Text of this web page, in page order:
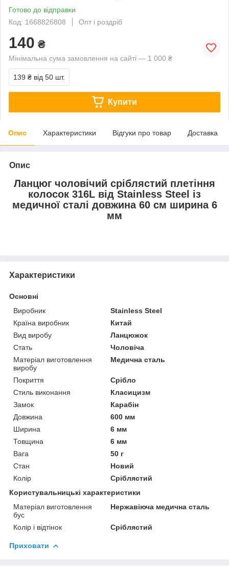
Готово до відправки
Код: 1668826808
Опт і роздріб
140 ₴
Мінімальна сума замовлення на сайті — 1 000 ₴
139 ₴ від 50 шт.
Купити
Опис Характеристики Відгуки про товар Доставка
Опис
Ланцюг чоловічий сріблястий плетіння
колосок 316L від Stainless Steel із
медичної сталі довжина 60 см ширина 6
мм
Характеристики
Основні
Виробник
Stainless Steel
Країна виробник
Китай
Вид виробу
Ланцюжок
Стать
Чоловіча
Матеріал виготовлення
виробу
Медична сталь
Покриття
Срібло
Стиль виконання
Класицизм
Замок
Карабін
Довжина
600 мм
Ширина
6 мм
Товщина
6 мм
Вага
50 г
Стан
Новий
Колір
Сріблястий
Користувальницькі характеристики
Матеріал виготовлення
бус
Нержавіюча медична сталь
Колір і відтінок Сріблястий
Приховати